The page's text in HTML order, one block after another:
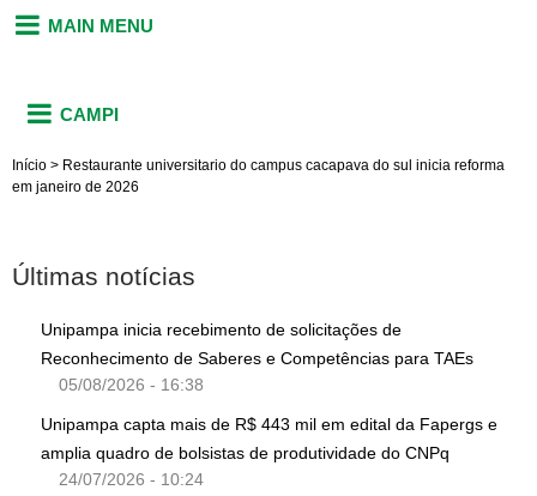
MAIN MENU
CAMPI
Início > Restaurante universitario do campus cacapava do sul inicia reforma
em janeiro de 2026
Últimas notícias
Unipampa inicia recebimento de solicitações de
Reconhecimento de Saberes e Competências para TAEs
05/08/2026 - 16:38
Unipampa capta mais de R$ 443 mil em edital da Fapergs e
amplia quadro de bolsistas de produtividade do CNPq
24/07/2026 - 10:24